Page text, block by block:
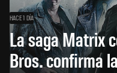
HACE 1 DÍA
La saga Matrix
Bros. confirma